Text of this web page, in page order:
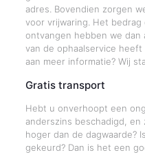
adres. Bovendien zorgen
voor vrijwaring. Het
ontvangen hebben we
van de ophaalservice
aan meer informatie? Wij
Gratis transport
Hebt u onverhoopt een
anderszins beschadigd,
hoger dan de dagwaarde?
gekeurd? Dan is het een